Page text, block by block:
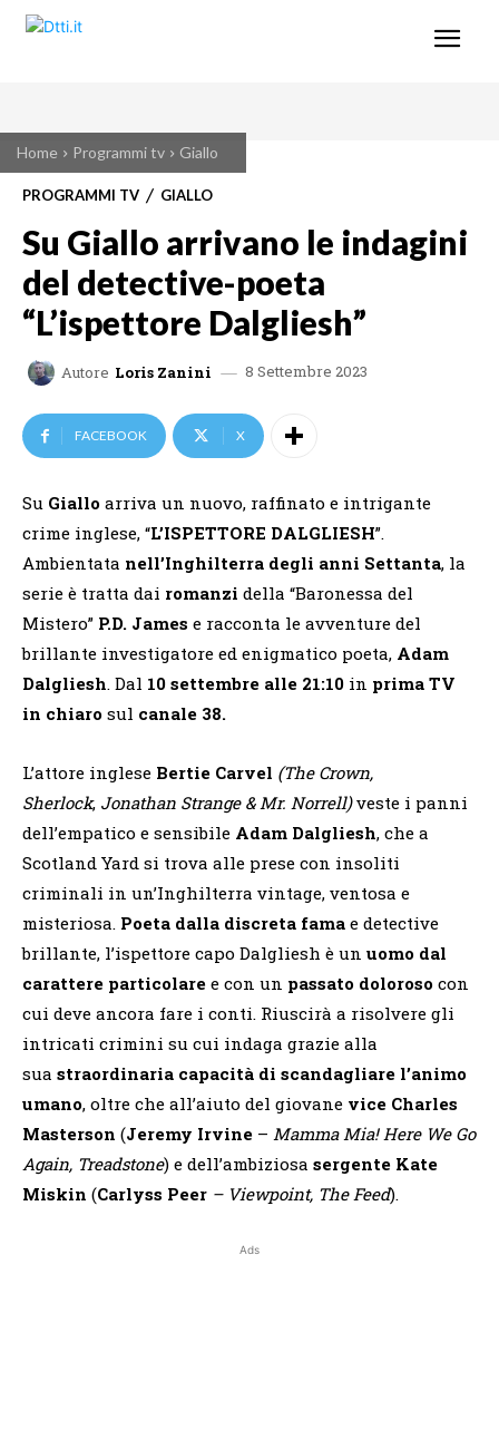
Home Programmi tv Giallo
PROGRAMMI TV GIALLO
Su Giallo arrivano le indagini
del detective-poeta
“L’ispettore Dalgliesh”
Autore Loris Zanini 8 Settembre 2023
FACEBOOK X
Su Giallo arriva un nuovo, raffinato e intrigante
crime inglese, “L’ISPETTORE DALGLIESH”.
Ambientata nell’Inghilterra degli anni Settanta, la
serie è tratta dai romanzi della “Baronessa del
Mistero” P.D. James e racconta le avventure del
brillante investigatore ed enigmatico poeta, Adam
Dalgliesh. Dal 10 settembre alle 21:10 in prima TV
in chiaro sul canale 38.
L’attore inglese Bertie Carvel (The Crown,
Sherlock, Jonathan Strange & Mr. Norrell)veste i panni
dell’empatico e sensibile Adam Dalgliesh, che a
Scotland Yard si trova alle prese con insoliti
criminali in un’Inghilterra vintage, ventosa e
misteriosa. Poeta dalla discreta fama e detective
brillante, l’ispettore capo Dalgliesh è un uomo dal
carattere particolare e con un passato doloroso con
cui deve ancora fare i conti. Riuscirà a risolvere gli
intricati crimini su cui indaga grazie alla
sua straordinaria capacità di scandagliare l’animo
umano, oltre che all’aiuto del giovane vice Charles
Masterson (Jeremy Irvine – Mamma Mia! Here We Go
Again, Treadstone) e dell’ambiziosa sergente Kate
Miskin (Carlyss Peer – Viewpoint, The Feed).
Ads